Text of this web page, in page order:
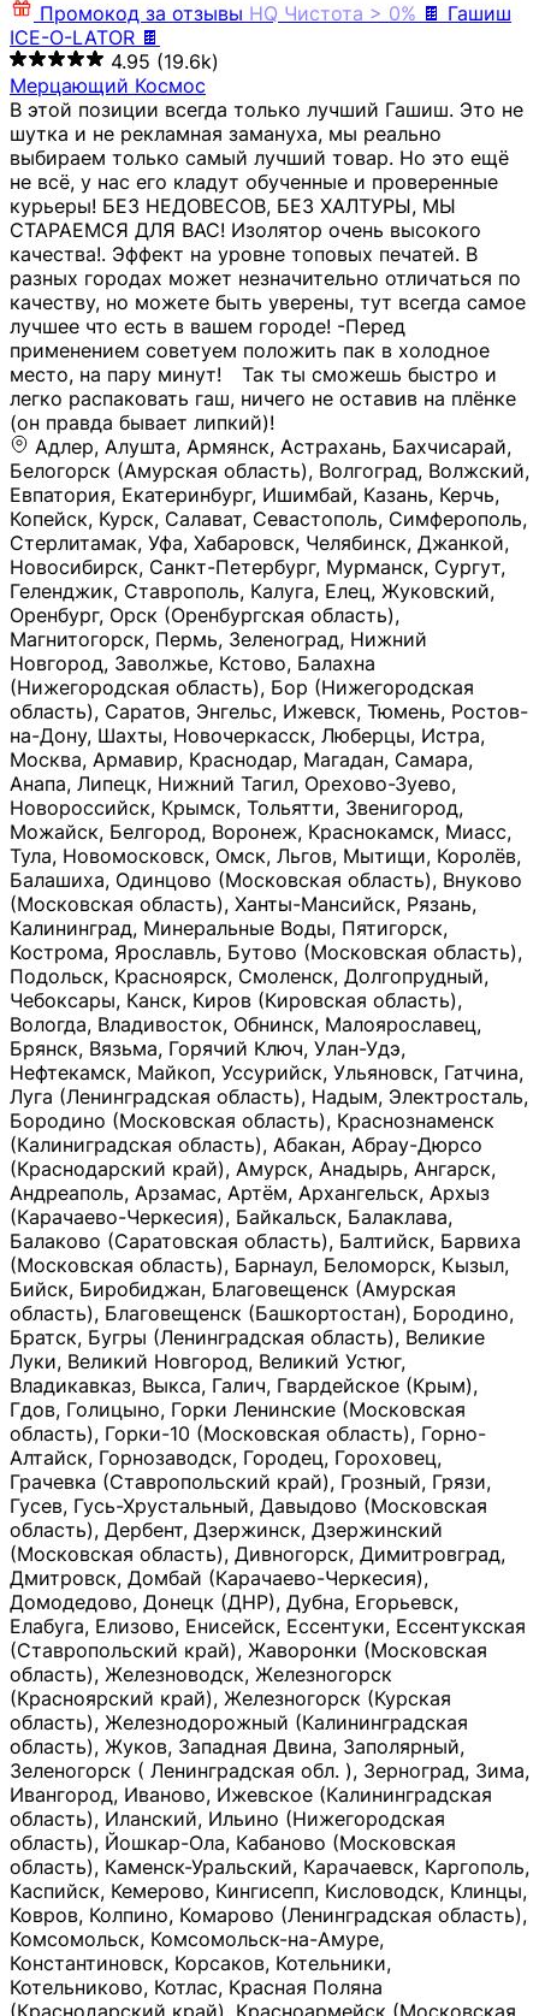
Промокод за отзывы HQ Чистота > 0% 🍫 Гашиш
ICE-O-LATOR 🍫
4.95 (19.6k)
Мерцающий Космос
В этой позиции всегда только лучший Гашиш. Это не
шутка и не рекламная замануха, мы реально
выбираем только самый лучший товар. Но это ещё
не всё, у нас его кладут обученные и проверенные
курьеры! БЕЗ НЕДОВЕСОВ, БЕЗ ХАЛТУРЫ, МЫ
СТАРАЕМСЯ ДЛЯ ВАС! Изолятор очень высокого
качества!. Эффект на уровне топовых печатей. В
разных городах может незначительно отличаться по
качеству, но можете быть уверены, тут всегда самое
лучшее что есть в вашем городе! -Перед
применением советуем положить пак в холодное
место, на пару минут!⠀ Так ты сможешь быстро и
легко распаковать гаш, ничего не оставив на плёнке
(он правда бывает липкий)!
Адлер, Алушта, Армянск, Астрахань, Бахчисарай,
Белогорск (Амурская область), Волгоград, Волжский,
Евпатория, Екатеринбург, Ишимбай, Казань, Керчь,
Копейск, Курск, Салават, Севастополь, Симферополь,
Стерлитамак, Уфа, Хабаровск, Челябинск, Джанкой,
Новосибирск, Санкт-Петербург, Мурманск, Сургут,
Геленджик, Ставрополь, Калуга, Елец, Жуковский,
Оренбург, Орск (Оренбургская область),
Магнитогорск, Пермь, Зеленоград, Нижний
Новгород, Заволжье, Кстово, Балахна
(Нижегородская область), Бор (Нижегородская
область), Саратов, Энгельс, Ижевск, Тюмень, Ростов-
на-Дону, Шахты, Новочеркасск, Люберцы, Истра,
Москва, Армавир, Краснодар, Магадан, Самара,
Анапа, Липецк, Нижний Тагил, Орехово-Зуево,
Новороссийск, Крымск, Тольятти, Звенигород,
Можайск, Белгород, Воронеж, Краснокамск, Миасс,
Тула, Новомосковск, Омск, Льгов, Мытищи, Королёв,
Балашиха, Одинцово (Московская область), Внуково
(Московская область), Ханты-Мансийск, Рязань,
Калининград, Минеральные Воды, Пятигорск,
Кострома, Ярославль, Бутово (Московская область),
Подольск, Красноярск, Смоленск, Долгопрудный,
Чебоксары, Канск, Киров (Кировская область),
Вологда, Владивосток, Обнинск, Малоярославец,
Брянск, Вязьма, Горячий Ключ, Улан-Удэ,
Нефтекамск, Майкоп, Уссурийск, Ульяновск, Гатчина,
Луга (Ленинградская область), Надым, Электросталь,
Бородино (Московская область), Краснознаменск
(Калиниградская область), Абакан, Абрау-Дюрсо
(Краснодарский край), Амурск, Анадырь, Ангарск,
Андреаполь, Арзамас, Артём, Архангельск, Архыз
(Карачаево-Черкесия), Байкальск, Балаклава,
Балаково (Саратовская область), Балтийск, Барвиха
(Московская область), Барнаул, Беломорск, Кызыл,
Бийск, Биробиджан, Благовещенск (Амурская
область), Благовещенск (Башкортостан), Бородино,
Братск, Бугры (Ленинградская область), Великие
Луки, Великий Новгород, Великий Устюг,
Владикавказ, Выкса, Галич, Гвардейское (Крым),
Гдов, Голицыно, Горки Ленинские (Московская
область), Горки-10 (Московская область), Горно-
Алтайск, Горнозаводск, Городец, Гороховец,
Грачевка (Ставропольский край), Грозный, Грязи,
Гусев, Гусь-Хрустальный, Давыдово (Московская
область), Дербент, Дзержинск, Дзержинский
(Московская область), Дивногорск, Димитровград,
Дмитровск, Домбай (Карачаево-Черкесия),
Домодедово, Донецк (ДНР), Дубна, Егорьевск,
Елабуга, Елизово, Енисейск, Ессентуки, Ессентукская
(Ставропольский край), Жаворонки (Московская
область), Железноводск, Железногорск
(Красноярский край), Железногорск (Курская
область), Железнодорожный (Калининградская
область), Жуков, Западная Двина, Заполярный,
Зеленогорск ( Ленинградская обл. ), Зерноград, Зима,
Ивангород, Иваново, Ижевское (Калининградская
область), Иланский, Ильино (Нижегородская
область), Йошкар-Ола, Кабаново (Московская
область), Каменск-Уральский, Карачаевск, Каргополь,
Каспийск, Кемерово, Кингисепп, Кисловодск, Клинцы,
Ковров, Колпино, Комарово (Ленинградская область),
Комсомольск, Комсомольск-на-Амуре,
Константиновск, Корсаков, Котельники,
Котельниково, Котлас, Красная Поляна
(Краснодарский край), Красноармейск (Московская